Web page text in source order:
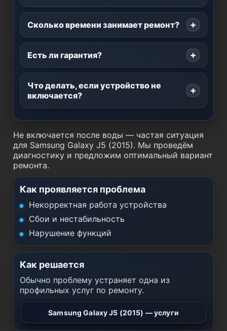
Сколько времени занимает ремонт?
Есть ли гарантия?
Что делать, если устройство не
включается?
Не включается после воды — частая ситуация
для Samsung Galaxy J5 (2015). Мы проведём
диагностику и предложим оптимальный вариант
ремонта.
Как проявляется проблема
Некорректная работа устройства
Сбои и нестабильность
Нарушение функций
Как решается
Обычно проблему устраняет одна из
профильных услуг по ремонту.
Samsung Galaxy J5 (2015) — услуги